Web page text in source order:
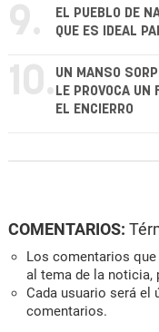
9.
EL PUEBLO DE
QUE ES IDEAL
10. UN MANSO
LE PROVOCA UN
EL ENCIERRO
COMENTARIOS:
Los comentarios
al tema de la noticia,
Cada usuario será el
comentarios.